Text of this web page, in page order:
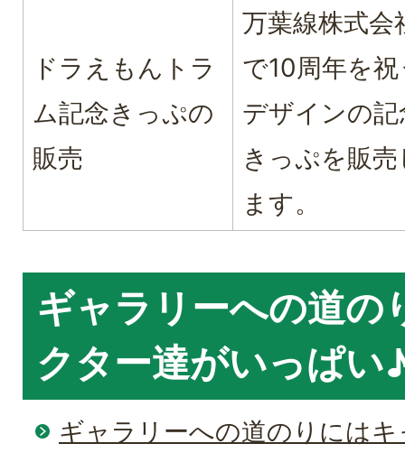
ドラえもんトラ
ム記念きっぷの
販売
万葉線株式会
で10周年を
デザインの記
きっぷを販売
ます。
ギャラリーへの道の
クター達がいっぱい
ギャラリーへの道のりには